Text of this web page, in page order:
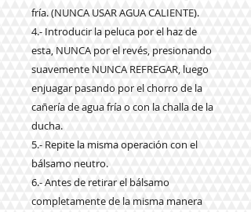
fría. (NUNCA USAR AGUA CALIENTE).
4.- Introducir la peluca por el haz de
esta, NUNCA por el revés, presionando
suavemente NUNCA REFREGAR, luego
enjuagar pasando por el chorro de la
cañería de agua fría o con la challa de la
ducha.
5.- Repite la misma operación con el
bálsamo neutro.
6.- Antes de retirar el bálsamo
completamente de la misma manera